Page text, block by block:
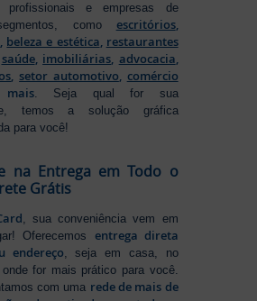
profissionais e empresas de
como escritórios,
, beleza e estética, restaurantes
saúde, imobiliárias, advocacia,
, setor automotivo, comércio
. Seja qual for sua
temos a solução gráfica
para você!
na Entrega em Todo o
Grátis
, sua conveniência vem em
Oferecemos entrega direta
endereço , seja em casa, no
for mais prático para você.
com uma rede de mais de